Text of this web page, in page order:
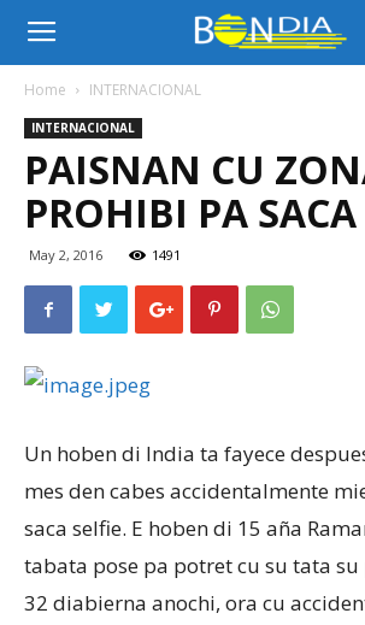
Bon
Dia
Home INTERNACIONAL
INTERNACIONAL
PAISNAN CU
PROHIBI PA SACA
May 2, 2016 1491
Un hoben di India ta fayece
mes den cabes accidentalmente
saca selfie. E hoben di 15 aña
tabata pose pa potret cu su tata
32 diabierna anochi, ora cu